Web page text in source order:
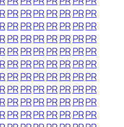
PRPRPRPRPR PRPR
PRPRPRPRPR PRPR
PRPRPRPRPR PRPR
PRPRPRPRPR PRPR
PRPRPRPRPR PRPR
PRPRPRPRPR PRPR
PRPRPRPRPR PRPR
PRPRPRPRPR PRPR
PRPRPRPRPR PRPR